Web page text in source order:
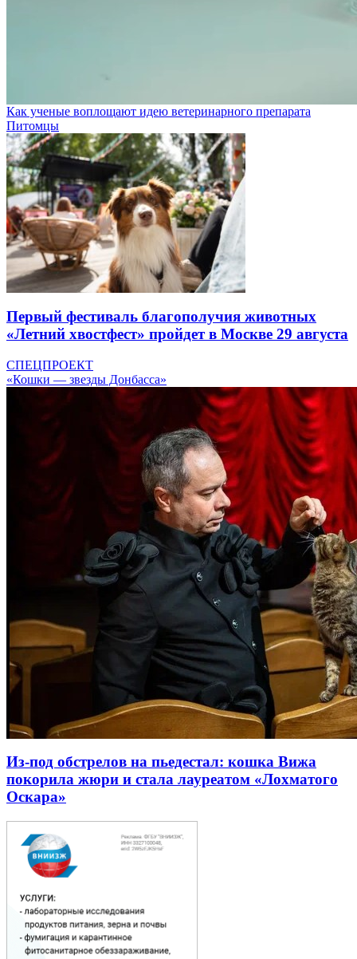
Как ученые воплощают идею ветеринарного препарата
Питомцы
Первый фестиваль благополучия животных
«Летний хвостфест» пройдет в Москве 29 августа
СПЕЦПРОЕКТ
«Кошки — звезды Донбасса»
Из-под обстрелов на пьедестал: кошка Вижа
покорила жюри и стала лауреатом «Лохматого
Оскара»